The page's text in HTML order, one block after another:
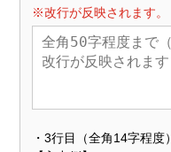
※改行が反映されます。
・3行目（全角14字程度）